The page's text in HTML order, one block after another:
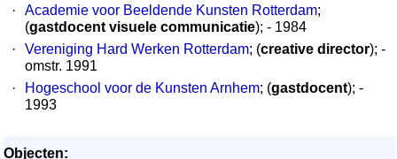
·
Academie voor Beeldende Kunsten Rotterdam;
(gastdocent visuele communicatie); - 1984
·
Vereniging Hard Werken Rotterdam; (creative director); -
omstr. 1991
·
Hogeschool voor de Kunsten Arnhem; (gastdocent); -
1993
Objecten: